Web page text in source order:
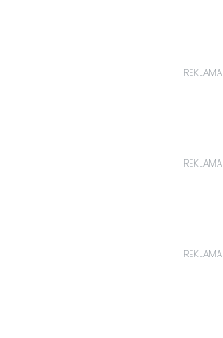
REKLAMA
REKLAMA
REKLAMA